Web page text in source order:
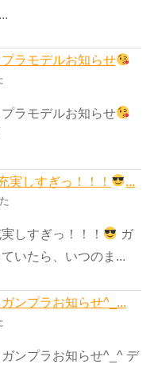
ラモデルお知らせ
ラモデルお知らせ
実しすぎっ！！！ ...
しすぎっ！！！
ガ
いたら、いつのま...
ンプラお知らせ^_...
ンプラお知らせ^_^ デ